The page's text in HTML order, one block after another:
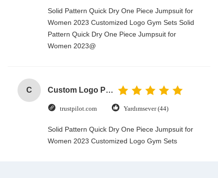
Solid Pattern Quick Dry One Piece Jumpsuit for
Women 2023 Customized Logo Gym Sets Solid
Pattern Quick Dry One Piece Jumpsuit for
Women 2023@
C Custom Logo Paper Cardboard Packing Folding White / Black / Rose Gold Luxury Magnetic Gift Box with Ribbon Closure
trustpilot.com Yardımsever (44)
Solid Pattern Quick Dry One Piece Jumpsuit for
Women 2023 Customized Logo Gym Sets